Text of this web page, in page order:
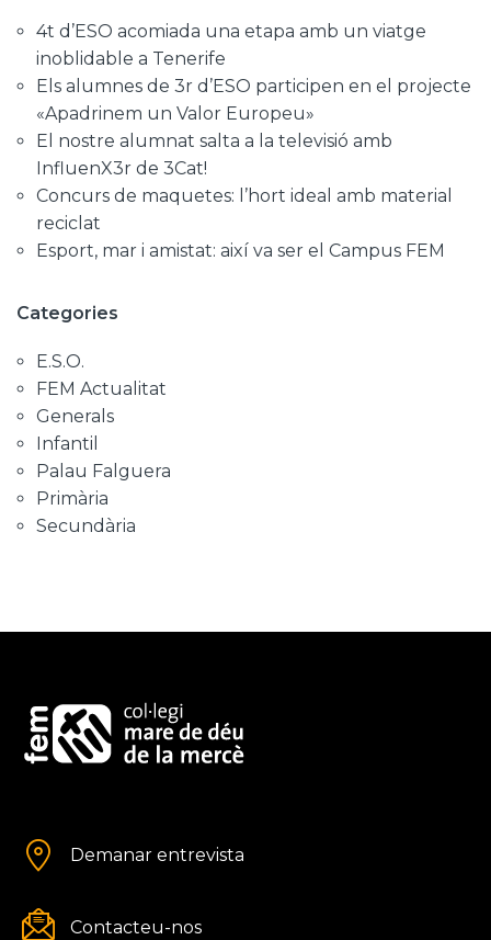
4t d’ESO acomiada una etapa amb un viatge
inoblidable a Tenerife
Els alumnes de 3r d’ESO participen en el projecte
«Apadrinem un Valor Europeu»
El nostre alumnat salta a la televisió amb
InfluenX3r de 3Cat!
Concurs de maquetes: l’hort ideal amb material
reciclat
Esport, mar i amistat: així va ser el Campus FEM
Categories
E.S.O.
FEM Actualitat
Generals
Infantil
Palau Falguera
Primària
Secundària
Demanar entrevista
Contacteu-nos